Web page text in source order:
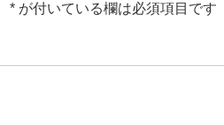
* が付いている欄は必須項目です